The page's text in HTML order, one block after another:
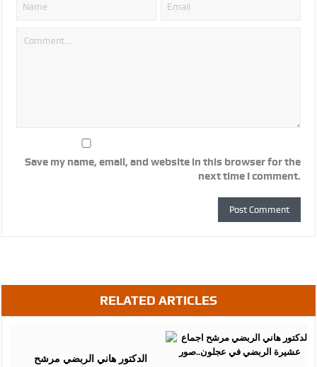
Save my name, email, and website in this browser for the
next time I comment.
RELATED ARTICLES
الدكتور هاني الربضي مرشح